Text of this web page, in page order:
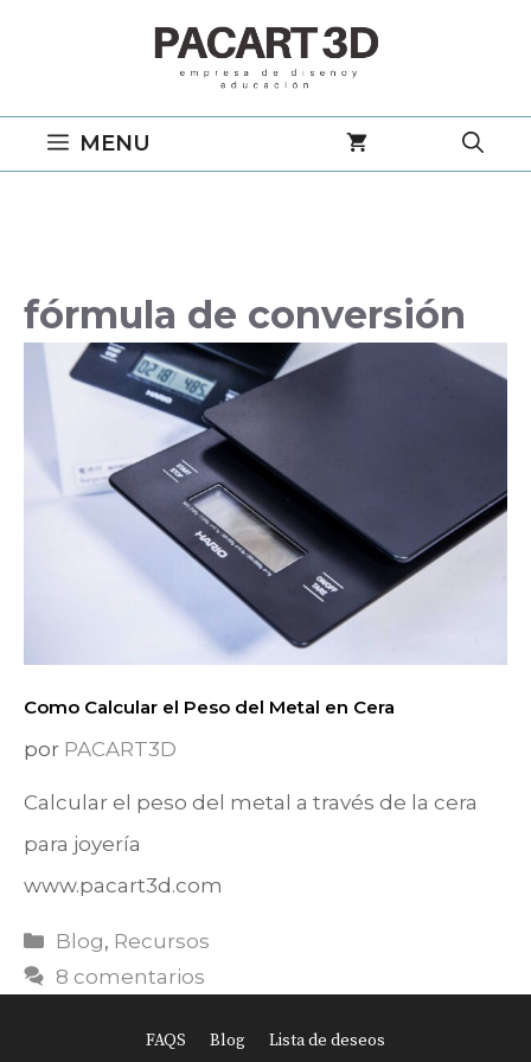
MENU
fórmula de conversión
Como Calcular el Peso del Metal en Cera
por PACART3D
Calcular el peso del metal a través de la cera
para joyería
www.pacart3d.com
Categorías
Blog, Recursos
8 comentarios
FAQS Blog Lista de deseos